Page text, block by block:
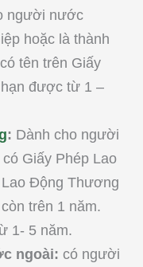
người nước
hoặc là thành
tên trên Giấy
được từ 1 –
: Dành cho người
Giấy Phép Lao
Động Thương
trên 1 năm.
1- 5 năm.
ngoài: có người